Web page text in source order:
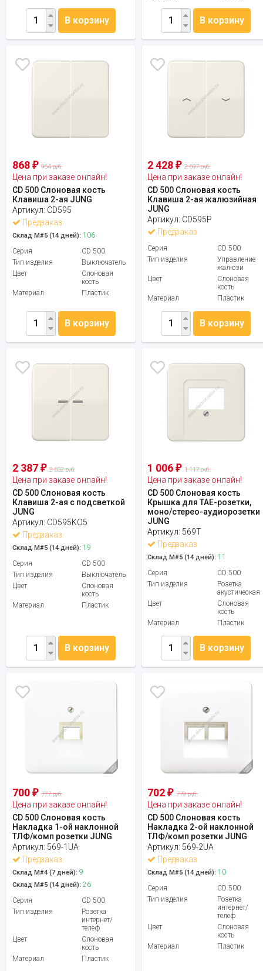
В корзину В корзину
868 ₽ 964 руб.
Цена при заказе онлайн!
CD 500 Слоновая кость
Клавиша 2-ая JUNG
Артикул: CD595
Предзаказ
Склад М#5 (14 дней): 106
Серия
CD 500
Тип изделия
Выключатель
Цвет
Слоновая
кость
Материал
Пластик
В корзину
2 428₽ 2 697 руб.
Цена при заказе онлайн!
CD 500 Слоновая кость
Клавиша 2-ая жалюзийная
JUNG
Артикул: CD595P
Предзаказ
Серия
CD 500
Тип изделия
Управление
жалюзи
Цвет
Слоновая
кость
Материал
Пластик
В корзину
2 387 ₽ 2 652 руб.
Цена при заказе онлайн!
CD 500 Слоновая кость
Клавиша 2-ая с подсветкой
JUNG
Артикул: CD595KO5
Предзаказ
Склад М#5 (14 дней): 19
Серия
CD 500
Тип изделия
Выключатель
Цвет
Слоновая
кость
Материал
Пластик
В корзину
1 006₽ 1 117 руб.
Цена при заказе онлайн!
CD 500 Слоновая кость
Крышка для ТАЕ-розетки,
моно/стерео-аудиорозетки
JUNG
Артикул: 569T
Предзаказ
Склад М#5 (14 дней): 11
Серия
CD 500
Тип изделия
Розетка
акустическая
Цвет
Слоновая
кость
Материал
Пластик
В корзину
700 ₽ 777 руб.
Цена при заказе онлайн!
CD 500 Слоновая кость
Накладка 1-ой наклонной
ТЛФ/комп розетки JUNG
Артикул: 569-1UA
Предзаказ
Склад М#4 (7 дней): 9
Склад М#5 (14 дней): 26
Серия
CD 500
Тип изделия
Розетка
интернет/
телеф
Цвет
Слоновая
кость
Материал
Пластик
702₽ 779 руб.
Цена при заказе онлайн!
CD 500 Слоновая кость
Накладка 2-ой наклонной
ТЛФ/комп розетки JUNG
Артикул: 569-2UA
Предзаказ
Склад М#5 (14 дней): 10
Серия
CD 500
Тип изделия
Розетка
интернет/
телеф
Цвет
Слоновая
кость
Материал
Пластик